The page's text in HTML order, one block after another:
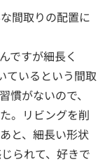
間取りの配置に
ですが細長く
ているという間取
慣がないので、
。リビングを削
と、細長い形状
られて、好きで